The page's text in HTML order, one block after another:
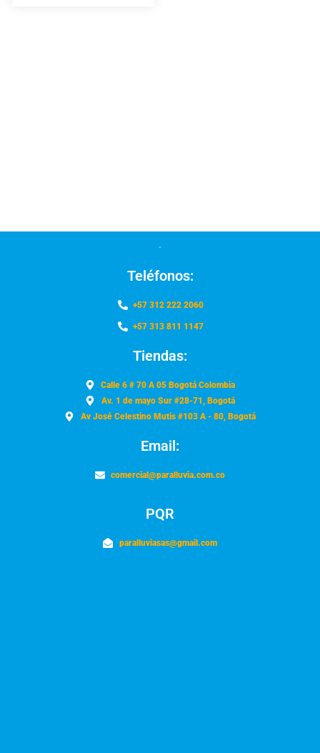
Teléfonos:
+57 312 222 2060
+57 313 811 1147
Tiendas:
Calle 6 # 70 A 05 Bogotá Colombia
Av. 1 de mayo Sur #28-71, Bogotá
Av José Celestino Mutis #103 A - 80, Bogotá
Email:
comercial@paralluvia.com.co
PQR
paralluviasas@gmail.com